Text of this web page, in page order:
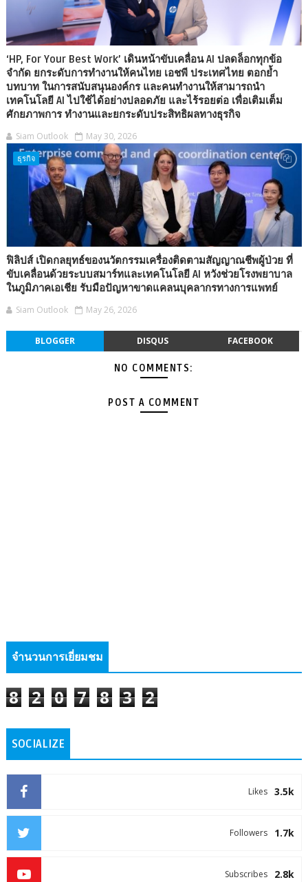
‘HP, For Your Best Work’ เดินหน้าขับเคลื่อน AI ปลดล็อกทุกข้อ
จำกัด ยกระดับการทำงานให้คนไทย เอชพี ประเทศไทย ตอกย้ำ
บทบาท ในการสนับสนุนองค์กร และคนทำงานให้สามารถนำ
เทคโนโลยี AI ไปใช้ได้อย่างปลอดภัย และไร้รอยต่อ เพื่อเติมเต็ม
ศักยภาพการ ทำงานและยกระดับประสิทธิผลทางธุรกิจ
Siam Outlook May 30, 2026
ธุรกิจ
ฟิลิปส์ เปิดกลยุทธ์ของนวัตกรรมเครื่องติดตามสัญญาณชีพผู้ป่วย ที่
ขับเคลื่อนด้วยระบบสมาร์ทและเทคโนโลยี AI หวังช่วยโรงพยาบาล
ในภูมิภาคเอเชีย รับมือปัญหาขาดแคลนบุคลากรทางการแพทย์
Siam Outlook May 26, 2026
BLOGGER DISQUS FACEBOOK
NO COMMENTS:
POST A COMMENT
จำนวนการเยี่ยมชม
8 2 0 7 8 3 2
SOCIALIZE
3.5k
Likes
1.7k
Followers
2.8k
Subscribes